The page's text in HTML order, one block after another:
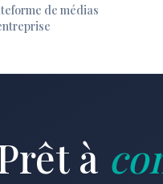
de médias
à